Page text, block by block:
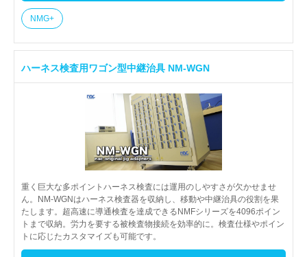
NMG+
ハーネス検査用ワゴン型中継治具 NM-WGN
重く巨大な多ポイントハーネス検査には運用のしやすさが欠かせませ
ん。NM-WGNはハーネス検査器を収納し、移動や中継治具の役割を果
たします。超高速に導通検査を達成できるNMFシリーズを4096ポイン
トまで収納。労力を要する被検査物接続を効率的に。検査仕様やポイン
トに応じたカスタマイズも可能です。